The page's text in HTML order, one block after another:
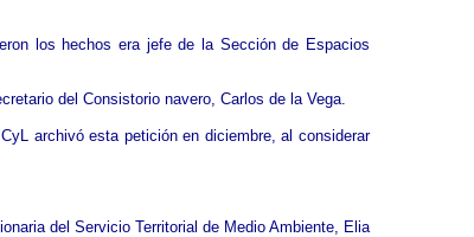
los hechos era jefe de la Sección de Espacios
del Consistorio navero, Carlos de la Vega.
archivó esta petición en diciembre, al considerar
del Servicio Territorial de Medio Ambiente, Elia